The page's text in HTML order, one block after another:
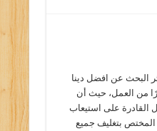
البحث عن افضل دينا
من العمل، حيث أن
القادرة على استيعاب
بتغليف جميع